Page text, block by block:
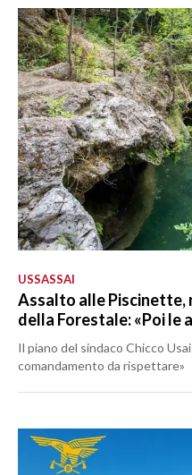
USSASSAI
Assalto alle Piscinette,
della Forestale: «Poi le
Il piano del sindaco Chicco
comandamento da rispettare»